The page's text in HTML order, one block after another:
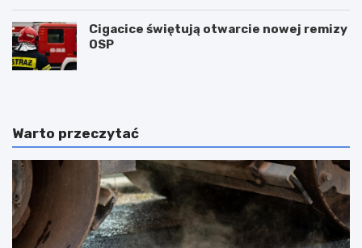
Cigacice świętują otwarcie nowej remizy
OSP
Warto przeczytać